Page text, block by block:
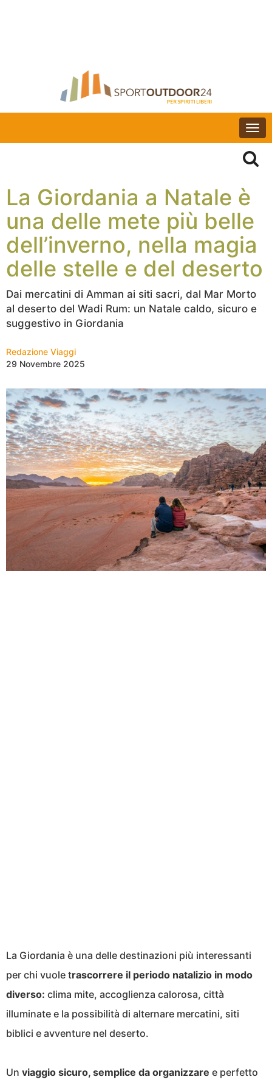
La Giordania a Natale è
una delle mete più belle
dell’inverno, nella magia
delle stelle e del deserto
Dai mercatini di Amman ai siti sacri, dal Mar Morto
al deserto del Wadi Rum: un Natale caldo, sicuro e
suggestivo in Giordania
Redazione Viaggi
29 Novembre 2025
La Giordania è una delle destinazioni più interessanti
per chi vuole trascorrere il periodo natalizio in modo
diverso: clima mite, accoglienza calorosa, città
illuminate e la possibilità di alternare mercatini, siti
biblici e avventure nel deserto.
Un viaggio sicuro, semplice da organizzare e perfetto